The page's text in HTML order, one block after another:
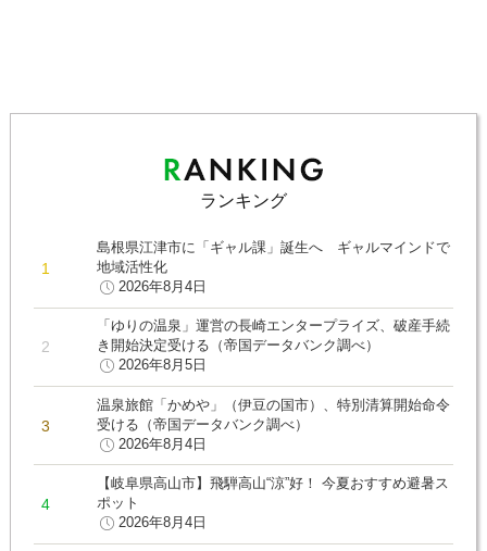
ランキング
島根県江津市に「ギャル課」誕生へ ギャルマインドで
地域活性化
2026年8月4日
「ゆりの温泉」運営の長崎エンタープライズ、破産手続
き開始決定受ける（帝国データバンク調べ）
2026年8月5日
温泉旅館「かめや」（伊豆の国市）、特別清算開始命令
受ける（帝国データバンク調べ）
2026年8月4日
【岐阜県高山市】飛騨高山“涼”好！ 今夏おすすめ避暑ス
ポット
2026年8月4日